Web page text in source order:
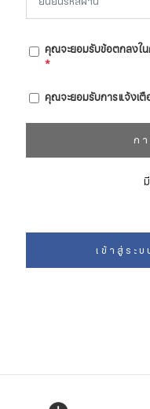
คุณจะยอมรับข้อตกลงใ
*
คุณจะยอมรับการแจ้งเตื
ก
เข้าสู่ระบ